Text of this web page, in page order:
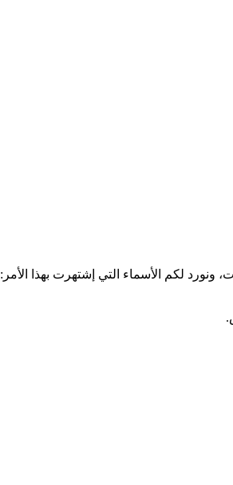
لكم الأسماء التي إشتهرت بهذا الأمر: